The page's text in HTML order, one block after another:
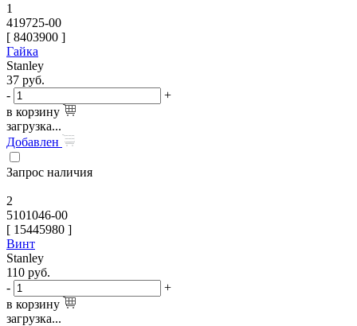
1
419725-00
[ 8403900 ]
Гайка
Stanley
37 руб.
-
+
в корзину
загрузка...
Добавлен
Запрос наличия
2
5101046-00
[ 15445980 ]
Винт
Stanley
110 руб.
-
+
в корзину
загрузка...